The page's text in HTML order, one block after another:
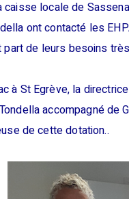
caisse locale de
ont contacté les
part de leurs besoins
à St Egrève, la
accompagné
de cette dotation..